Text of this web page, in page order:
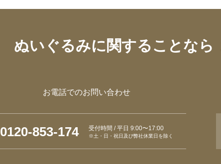
ぬいぐるみに関することなら
お電話でのお問い合わせ
0120-853-174 受付時間 / 平日 9:00〜17:00
※土・日・祝日及び弊社休業日を除く